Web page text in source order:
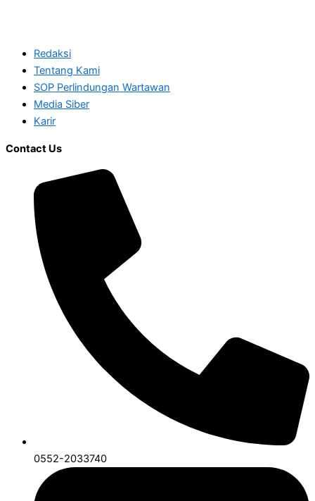
Redaksi
Tentang Kami
SOP Perlindungan Wartawan
Media Siber
Karir
Contact Us
0552-2033740